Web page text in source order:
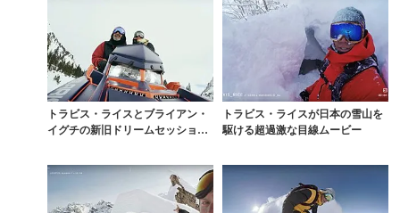
トラビス・ライスとブライアン・
イグチの新旧ドリームセッション
トラビス・ライスが日本の雪山を
駆ける超過激な目線ムービー